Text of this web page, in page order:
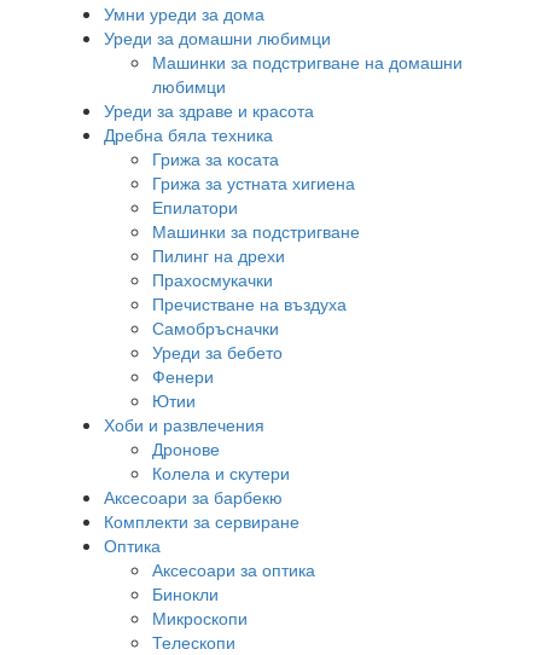
Умни уреди за дома
Уреди за домашни любимци
Машинки за подстригване на домашни
любимци
Уреди за здраве и красота
Дребна бяла техника
Грижа за косата
Грижа за устната хигиена
Епилатори
Машинки за подстригване
Пилинг на дрехи
Прахосмукачки
Пречистване на въздуха
Самобръсначки
Уреди за бебето
Фенери
Ютии
Хоби и развлечения
Дронове
Колела и скутери
Аксесоари за барбекю
Комплекти за сервиране
Оптика
Аксесоари за оптика
Бинокли
Микроскопи
Телескопи